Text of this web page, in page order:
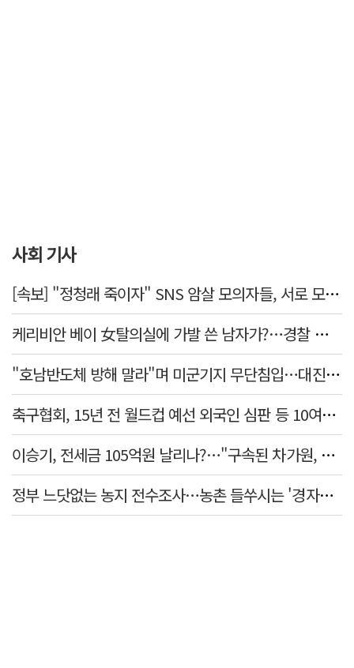
사회 기사
[속보] "정청래 죽이자" SNS 암살 모의자들, 서로 모르는 사이였다…檢송치
케리비안 베이 女탈의실에 가발 쓴 남자가?…경찰 추적 중
"호남반도체 방해 말라"며 미군기지 무단침입…대진연 회원 3명 '구속'
축구협회, 15년 전 월드컵 예선 외국인 심판 등 10여명에 '성 접대'
이승기, 전세금 105억원 날리나?…"구속된 차가원, 형사 범죄 영역"
정부 느닷없는 농지 전수조사…농촌 들쑤시는 '경자유전'의 칼날